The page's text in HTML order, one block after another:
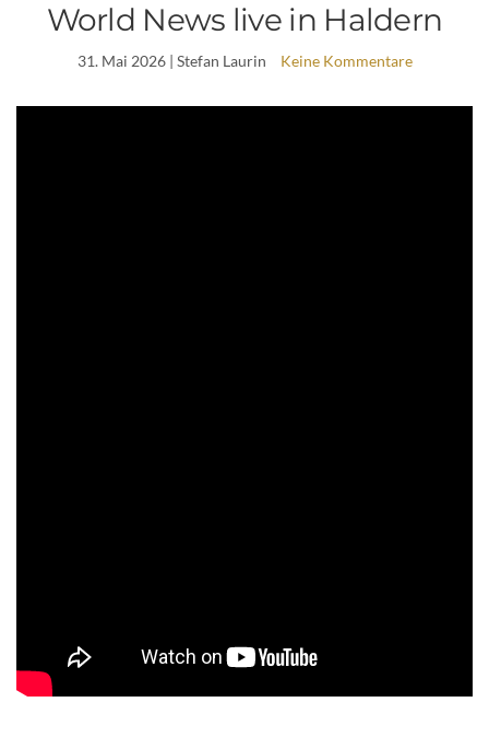
World News live in Haldern
31. Mai 2026| Stefan Laurin Keine Kommentare